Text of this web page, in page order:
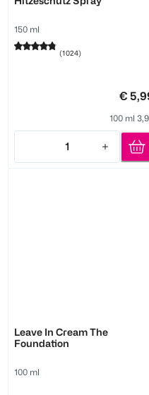
150 ml
(1024)
€
100 ml
1
Quantity: 1
Leave In Cream The
Foundation
100 ml